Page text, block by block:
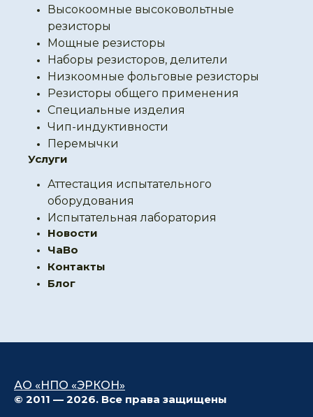
Высокоомные высоковольтные
резисторы
Мощные резисторы
Наборы резисторов, делители
Низкоомные фольговые резисторы
Резисторы общего применения
Специальные изделия
Чип-индуктивности
Перемычки
Услуги
Аттестация испытательного
оборудования
Испытательная лаборатория
Новости
ЧаВо
Контакты
Блог
АО «НПО «ЭРКОН»
© 2011 — 2026. Все права защищены